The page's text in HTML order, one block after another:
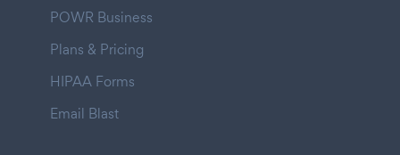
POWR Business
Plans & Pricing
HIPAA Forms
Email Blast